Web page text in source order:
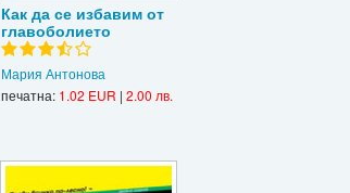
Как да се избавим от
главоболието
Мария Антонова
печатна: 1.02 EUR |2.00 лв.